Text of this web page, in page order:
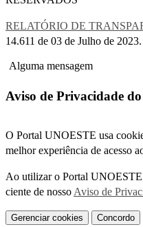
RELATÓRIO DE
14.611 de 03 de Julho de 2023.
Alguma mensagem
Aviso de Privacidade
O Portal UNOESTE usa
melhor experiência de acesso
Ao utilizar o Portal
ciente de nosso Aviso de
Gerenciar cookies Concordo